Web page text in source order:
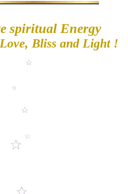
.
spiritual Energy
Bliss and Light !